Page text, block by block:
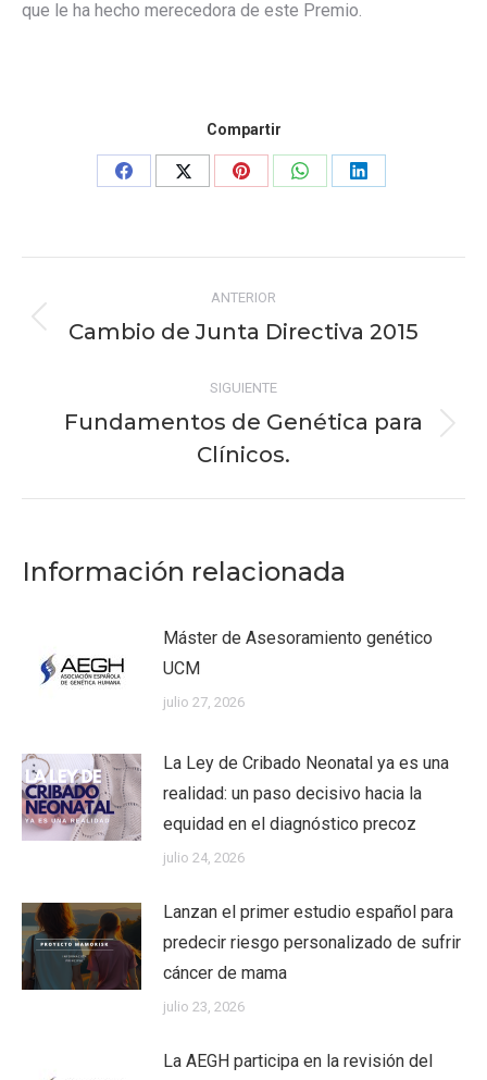
que le ha hecho merecedora de este Premio.
Compartir
Share
Share
Share
Share
Share
entre
ANTERIOR
Publicación
Cambio de Junta Directiva 2015
SIGUIENTE
Publicación
siguiente:
Fundamentos de Genética para
Clínicos.
Información relacionada
Máster de Asesoramiento genético
UCM
julio 27, 2026
La Ley de Cribado Neonatal ya es una
realidad: un paso decisivo hacia la
equidad en el diagnóstico precoz
julio 24, 2026
Lanzan el primer estudio español para
predecir riesgo personalizado de sufrir
cáncer de mama
julio 23, 2026
La AEGH participa en la revisión del